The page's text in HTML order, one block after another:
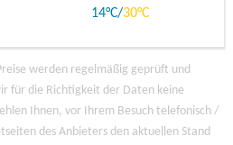
14 30
werden regelmäßig geprüft und
für die Richtigkeit der Daten keine
Ihnen, vor Ihrem Besuch telefonisch /
des Anbieters den aktuellen Stand